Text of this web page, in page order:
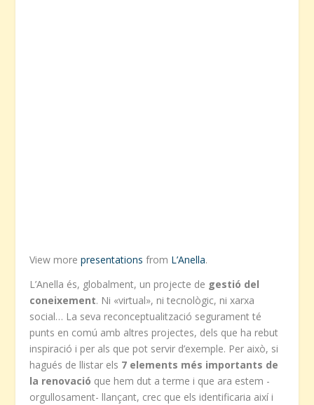
View morepresentations from L’Anella.
L’Anella és, globalment, un projecte de gestió del
coneixement. Ni «virtual», ni tecnològic, ni xarxa
social… La seva reconceptualització segurament té
punts en comú amb altres projectes, dels que ha rebut
inspiració i per als que pot servir d’exemple. Per això, si
hagués de llistar els 7 elements més importants de
la renovació que hem dut a terme i que ara estem -
orgullosament- llançant, crec que els identificaria així i